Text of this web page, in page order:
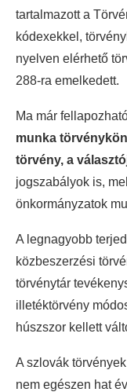
tartalmazott a
kódexekkel,
nyelven elérhető
288-ra emelkedett.
Ma már
munka
törvény, a
jogszabályok is,
önkormányzatok
A legnagyobb
közbeszerzési
törvénytár
illetéktörvény
húszszor kellett
A szlovák
nem egészen hat